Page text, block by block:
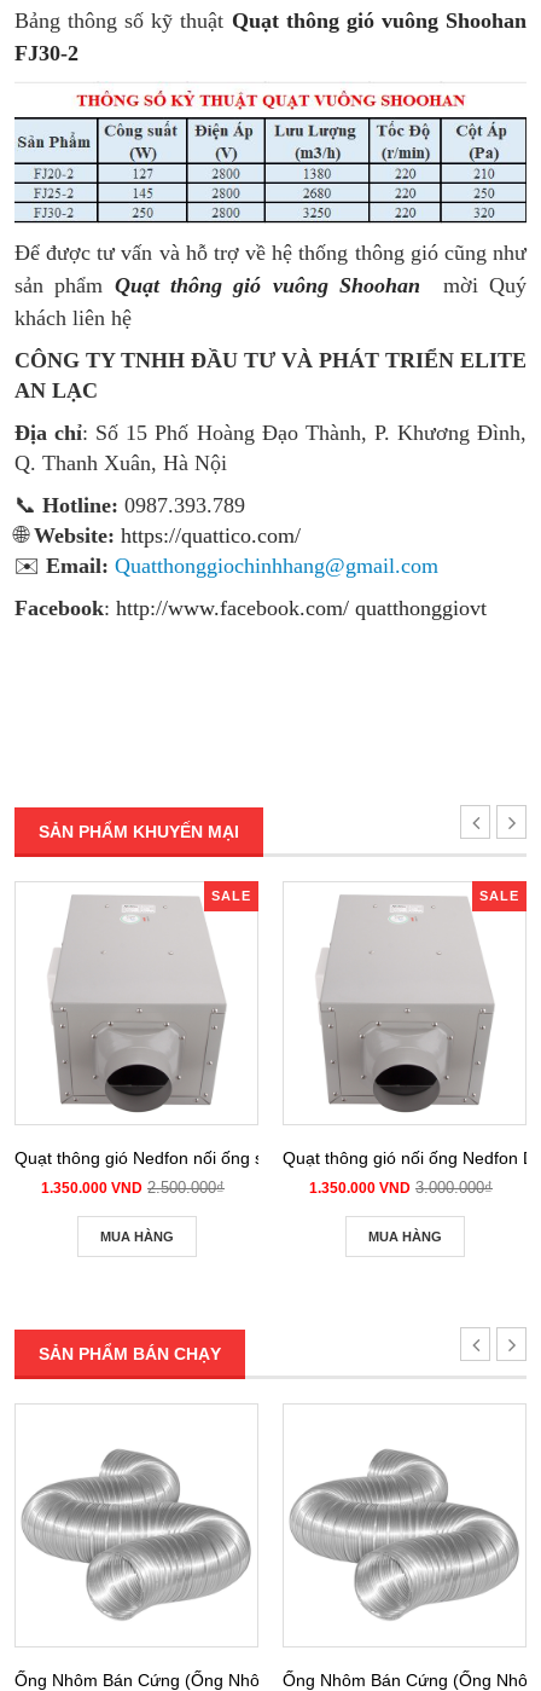
Bảng thông số kỹ thuật Quạt thông gió vuông Shoohan
FJ30-2
Để được tư vấn và hỗ trợ về hệ thống thông gió cũng như
sản phẩm Quạt thông gió vuông Shoohan
mời Quý
khách liên hệ
CÔNG TY TNHH ĐẦU TƯ VÀ PHÁT TRIỂN ELITE
AN LẠC
Địa chỉ: Số 15 Phố Hoàng Đạo Thành, P. Khương Đình,
Q. Thanh Xuân, Hà Nội
📞 Hotline: 0987.393.789
🌐Website: https://quattico.com/
✉️ Email: Quatthonggiochinhhang@gmail.com
Facebook: http://www.facebook.com/ quatthonggiovt
SẢN PHẨM KHUYẾN MẠI
SALE
Quạt thông gió Nedfon nối ống siêu âm DPT 10-12B
1.350.000 VND 2.500.000₫
MUA HÀNG
SALE
Quạt thông gió nối ống Nedfon
1.350.000 VND 3.000.000₫
MUA HÀNG
SẢN PHẨM BÁN CHẠY
Ống Nhôm Bán Cứng (Ống Nhôm Nhún) phi 100Ống Nhôm Bán Cứng (Ống